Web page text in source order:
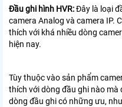
Đầu ghi hình HVR:Đây là loại
camera Analog và camera IP.
thích với khá nhiều dòng
hiện nay.
Tùy thuộc vào sản phẩm
thích với dòng đầu ghi nào
dòng đầu ghi có những ưu,